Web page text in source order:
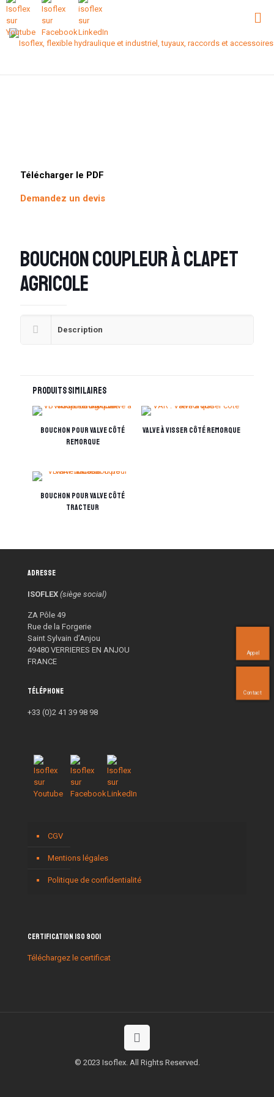
Télécharger le PDF
Demandez un devis
Bouchon coupleur à clapet
agricole
Description
Produits similaires
Bouchon pour valve côté
remorque
Valve à visser côté remorque
Bouchon pour valve côté
tracteur
Adresse
ISOFLEX (siège social)
ZA Pôle 49
Rue de la Forgerie
Saint Sylvain d’Anjou
49480 VERRIERES EN ANJOU
FRANCE
Téléphone
+33 (0)2 41 39 98 98
CGV
Mentions légales
Politique de confidentialité
Certification ISO 9001
Téléchargez le certificat
© 2023 Isoflex. All Rights Reserved.
Appel
Contact